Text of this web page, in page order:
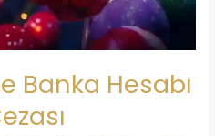
Banka Hesabı